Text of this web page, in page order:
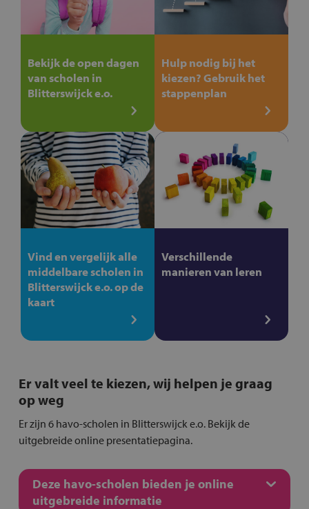
Bekijk de open dagen
van scholen in
Blitterswijck e.o.
Hulp nodig bij het
kiezen? Gebruik het
stappenplan
Vind en vergelijk alle
middelbare scholen in
Blitterswijck e.o. op de
kaart
Verschillende
manieren van leren
Er valt veel te kiezen, wij helpen je graag
op weg
Er zijn 6 havo-scholen in Blitterswijck e.o. Bekijk de
uitgebreide online presentatiepagina.
Deze havo-scholen bieden je online
uitgebreide informatie